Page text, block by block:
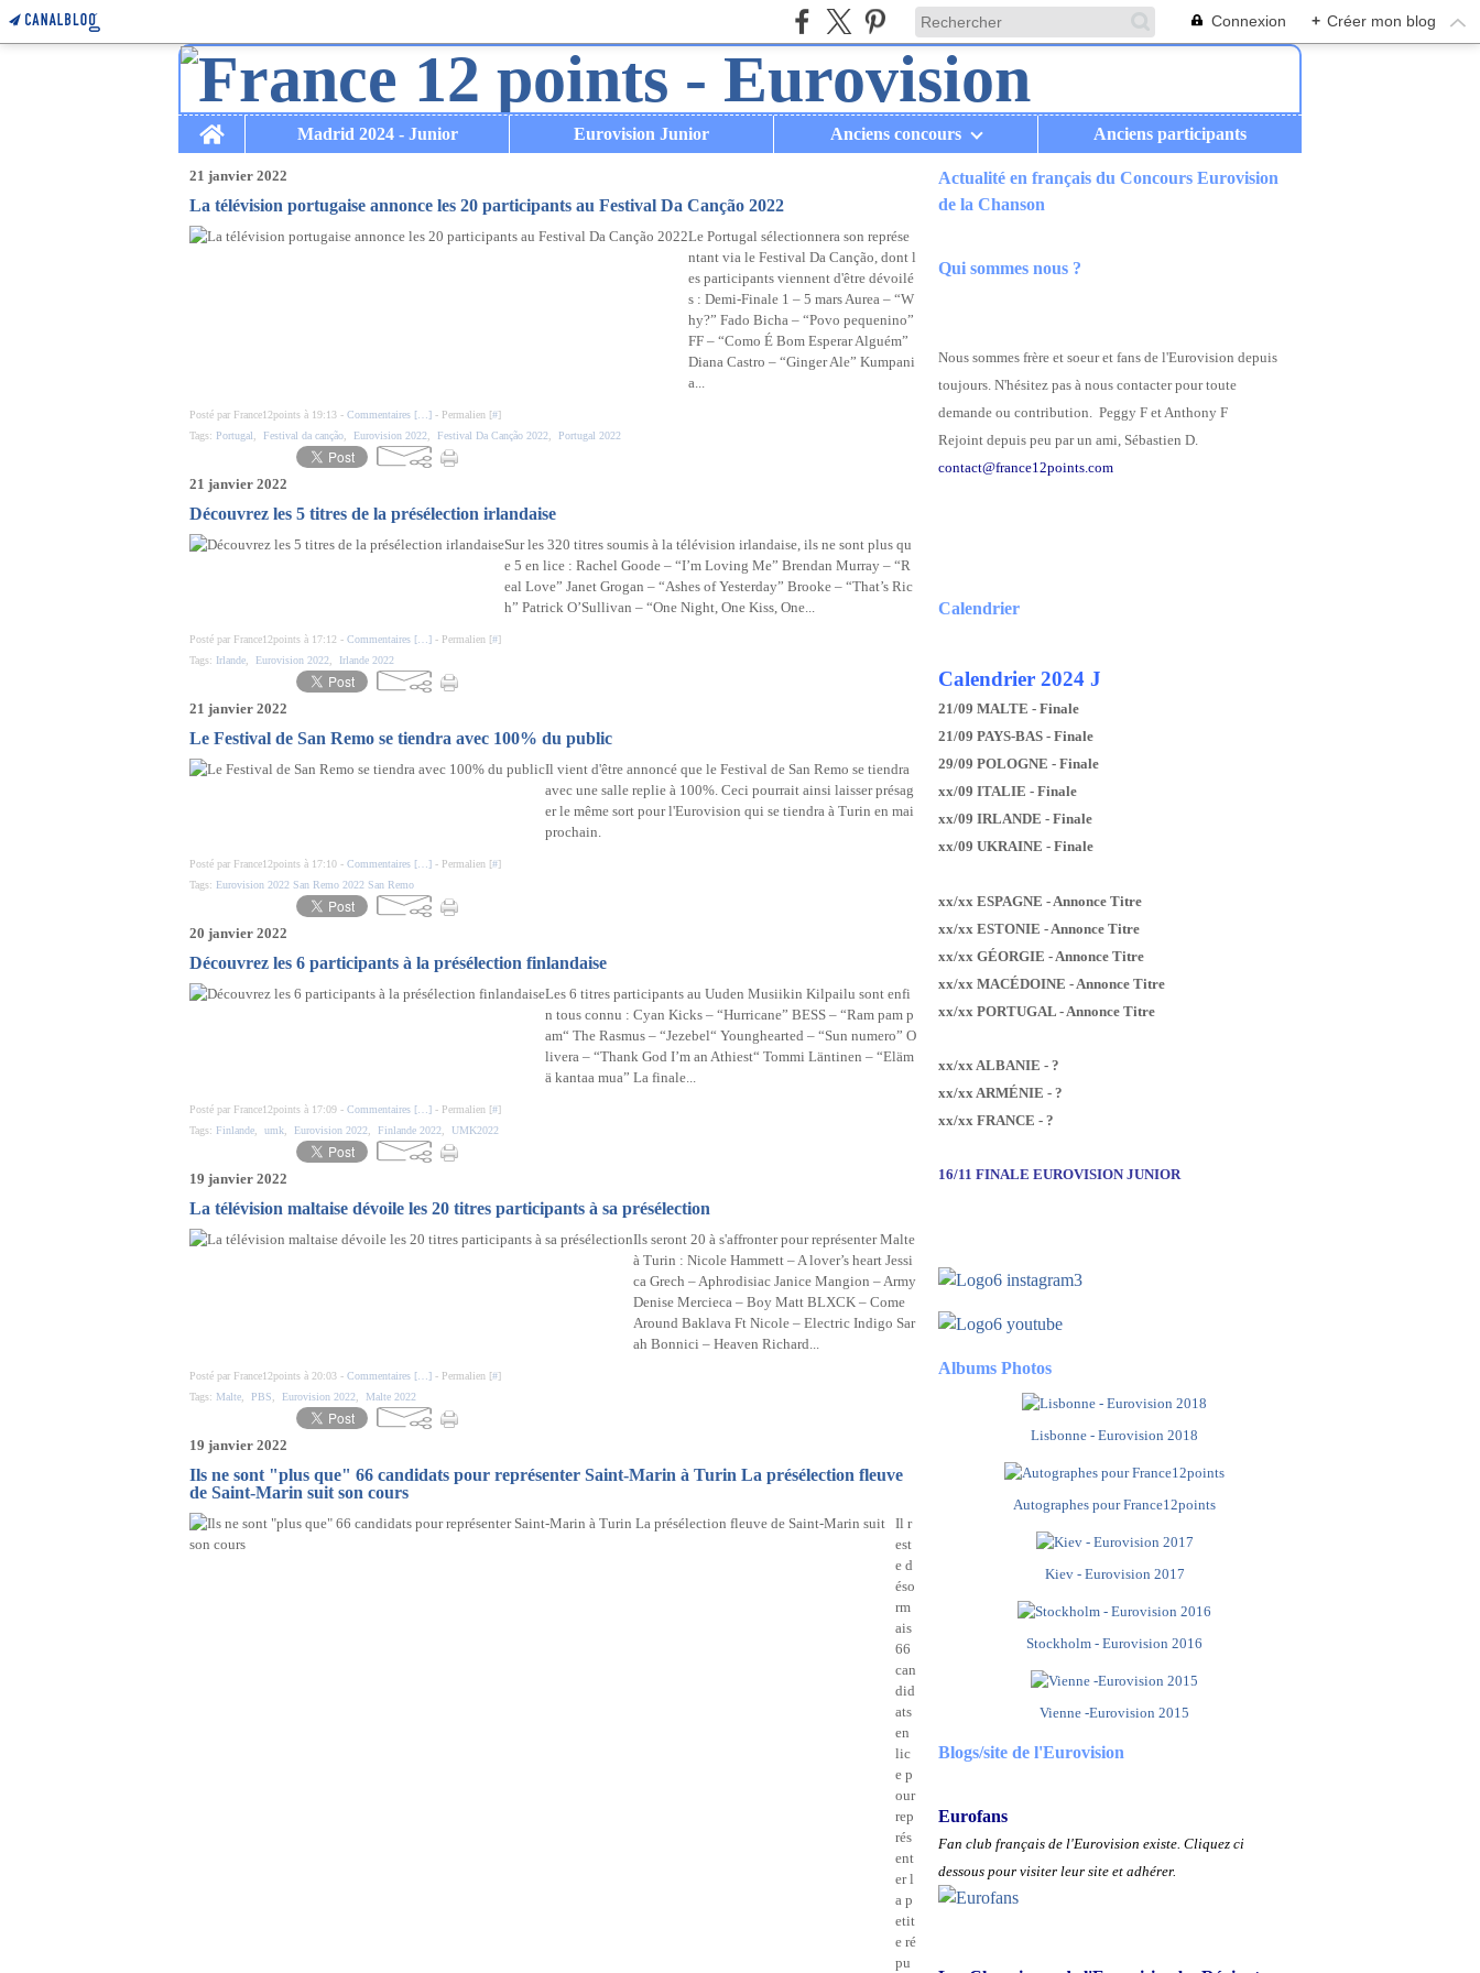
Connexion + Créer mon blog
Home
Madrid 2024 - Junior Eurovision Junior Anciens concours Anciens participants
21 janvier 2022
La télévision portugaise annonce les 20 participants au Festival Da Canção 2022
Le Portugal sélectionnera son représe
ntant via le Festival Da Canção, dont l
es participants viennent d'être dévoilé
s : Demi-Finale 1 – 5 mars Aurea – “W
hy?” Fado Bicha – “Povo pequenino”
FF – “Como É Bom Esperar Alguém”
Diana Castro – “Ginger Ale” Kumpani
a...
Posté par France12points à 19:13 - Commentaires [ ] - Permalien [#]
Tags: Portugal Festival da canção Eurovision 2022 Festival Da Canção 2022 Portugal 2022
21 janvier 2022
Découvrez les 5 titres de la présélection irlandaise
Sur les 320 titres soumis à la télévision irlandaise, ils ne sont plus qu
e 5 en lice : Rachel Goode – “I’m Loving Me” Brendan Murray – “R
eal Love” Janet Grogan – “Ashes of Yesterday” Brooke – “That’s Ric
h” Patrick O’Sullivan – “One Night, One Kiss, One...
Posté par France12points à 17:12 - Commentaires [ ] - Permalien [#]
Tags: Irlande Eurovision 2022 Irlande 2022
21 janvier 2022
Le Festival de San Remo se tiendra avec 100% du public
Il vient d'être annoncé que le Festival de San Remo se tiendra
avec une salle replie à 100%. Ceci pourrait ainsi laisser présag
er le même sort pour l'Eurovision qui se tiendra à Turin en mai
prochain.
Posté par France12points à 17:10 - Commentaires [ ] - Permalien [#]
Tags: Eurovision 2022 San Remo 2022 San Remo
20 janvier 2022
Découvrez les 6 participants à la présélection finlandaise
Les 6 titres participants au Uuden Musiikin Kilpailu sont enfi
n tous connu : Cyan Kicks – “Hurricane” BESS – “Ram pam p
am“ The Rasmus – “Jezebel“ Younghearted – “Sun numero” O
livera – “Thank God I’m an Athiest“ Tommi Läntinen – “Eläm
ä kantaa mua” La finale...
Posté par France12points à 17:09 - Commentaires [ ] - Permalien [#]
Tags: Finlande umk Eurovision 2022 Finlande 2022 UMK2022
19 janvier 2022
La télévision maltaise dévoile les 20 titres participants à sa présélection
Ils seront 20 à s'affronter pour représenter Malte
à Turin : Nicole Hammett – A lover’s heart Jessi
ca Grech – Aphrodisiac Janice Mangion – Army
Denise Mercieca – Boy Matt BLXCK – Come
Around Baklava Ft Nicole – Electric Indigo Sar
ah Bonnici – Heaven Richard...
Posté par France12points à 20:03 - Commentaires [ ] - Permalien [#]
Tags: Malte PBS Eurovision 2022 Malte 2022
19 janvier 2022
Ils ne sont "plus que" 66 candidats pour représenter Saint-Marin à Turin La présélection fleuve
de Saint-Marin suit son cours
Il r
est
e d
éso
rm
ais
66
can
did
ats
en
lic
e p
our
rep
rés
ent
er l
a p
etit
e ré
pu
Actualité en français du Concours Eurovision
de la Chanson
Qui sommes nous ?
Nous sommes frère et soeur et fans de l'Eurovision depuis
toujours. N'hésitez pas à nous contacter pour toute
demande ou contribution. Peggy F et Anthony F
Rejoint depuis peu par un ami, Sébastien D.
contact@france12points.com
Calendrier
Calendrier 2024 J
21/09 MALTE - Finale
21/09 PAYS-BAS - Finale
29/09 POLOGNE - Finale
xx/09 ITALIE - Finale
xx/09 IRLANDE - Finale
xx/09 UKRAINE - Finale
xx/xx ESPAGNE - Annonce Titre
xx/xx ESTONIE - Annonce Titre
xx/xx GÉORGIE - Annonce Titre
xx/xx MACÉDOINE - Annonce Titre
xx/xx PORTUGAL - Annonce Titre
xx/xx ALBANIE - ?
xx/xx ARMÉNIE - ?
xx/xx FRANCE - ?
16/11 FINALE EUROVISION JUNIOR
Albums Photos
Lisbonne - Eurovision 2018
Autographes pour France12points
Kiev - Eurovision 2017
Stockholm - Eurovision 2016
Vienne -Eurovision 2015
Blogs/site de l'Eurovision
Eurofans
Fan club français de l'Eurovision existe. Cliquez ci
dessous pour visiter leur site et adhérer.